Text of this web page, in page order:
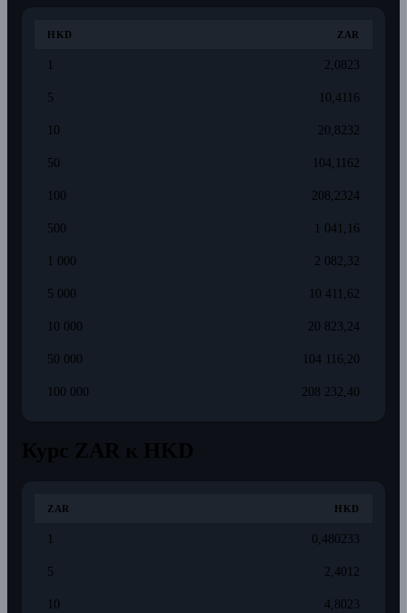
HKD ZAR
1 2,0823
5 10,4116
10 20,8232
50 104,1162
100 208,2324
500 1 041,16
1 000 2 082,32
5 000 10 411,62
10 000 20 823,24
50 000 104 116,20
100 000 208 232,40
ZAR HKD
0,480233
5 2,4012
10 4,8023